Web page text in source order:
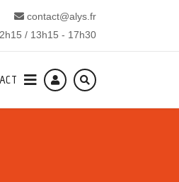
contact@alys.fr
/ 13h15 - 17h30